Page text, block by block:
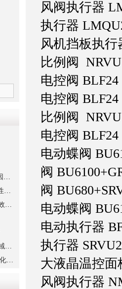
风阀执行器
执行器
风机挡板执行
比例阀
电控阀 BLF24
电控阀 BLF24
比例阀
电控阀 BLF24
电动蝶阀
阀
阀
电动蝶阀
电动执行器
执行器
大液晶温控面
风阀执行器
导致德国SSB电机速度降低原因有哪些?
CONDUCTIX光耦合器工作特性讲解
光耦合器传输信号的同时能有效抑制尖脉冲机各种杂讯干扰
光耦合器接口的作用和应用领域分别是怎样的
探索德国VEM电机在工业自动化中的应用